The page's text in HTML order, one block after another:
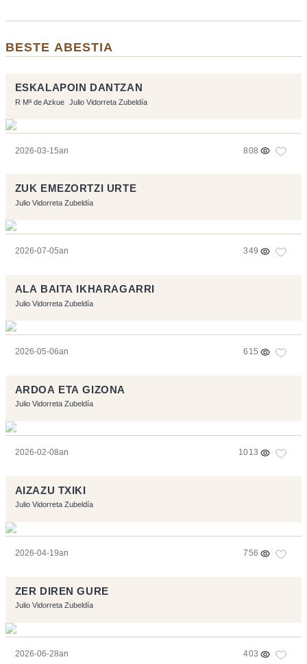
BESTE ABESTIA
ESKALAPOIN DANTZAN
R Mª de Azkue Julio Vidorreta Zubeldía
2026-03-15an 808
ZUK EMEZORTZI URTE
Julio Vidorreta Zubeldía
2026-07-05an 349
ALA BAITA IKHARAGARRI
Julio Vidorreta Zubeldía
2026-05-06an 615
ARDOA ETA GIZONA
Julio Vidorreta Zubeldía
2026-02-08an 1013
AIZAZU TXIKI
Julio Vidorreta Zubeldía
2026-04-19an 756
ZER DIREN GURE
Julio Vidorreta Zubeldía
2026-06-28an 403